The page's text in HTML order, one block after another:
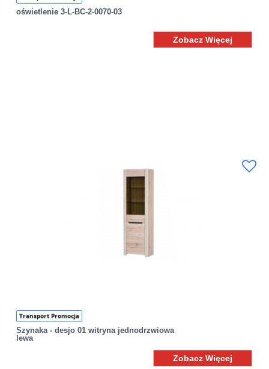
oświetlenie 3-L-BC-2-0070-03
Zobacz Więcej
Transport Promocja
Szynaka - desjo 01 witryna jednodrzwiowa
lewa
Zobacz Więcej